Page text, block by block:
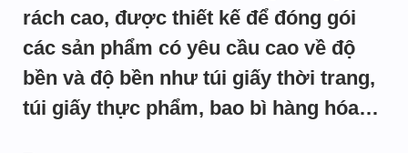
rách cao, được thiết kế để đóng gói
các sản phẩm có yêu cầu cao về độ
bền và độ bền như túi giấy thời trang,
túi giấy thực phẩm, bao bì hàng hóa…